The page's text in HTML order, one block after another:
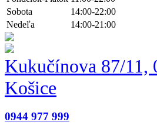
Sobota
14:00-22:00
Nedeľa
14:00-21:00
Kukučínova 87/11,
Košice
0944 977 999